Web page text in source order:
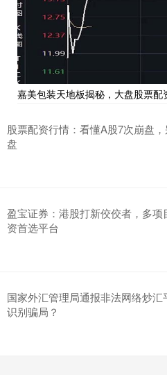
嘉美包装天地板揭秘，大盘股票配
股票配资行情：看懂A股7次崩盘
盘
盈宝证券：港股打新佼佼者，多项
资首选平台
国家外汇管理局通报非法网络炒
识别骗局？